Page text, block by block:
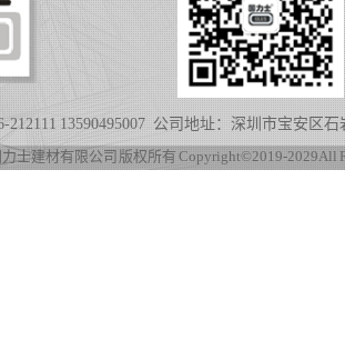
212111 13590495007 公司地址：深圳市宝安区
士建材有限公司 版权所有 Copyright©2019-2029 All